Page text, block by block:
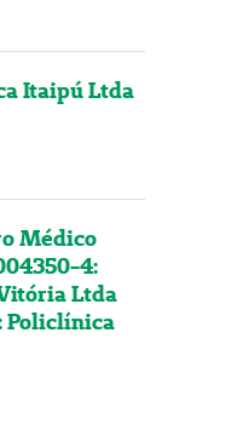
Itaipú Ltda
Médico
4:
Ltda
Policlínica